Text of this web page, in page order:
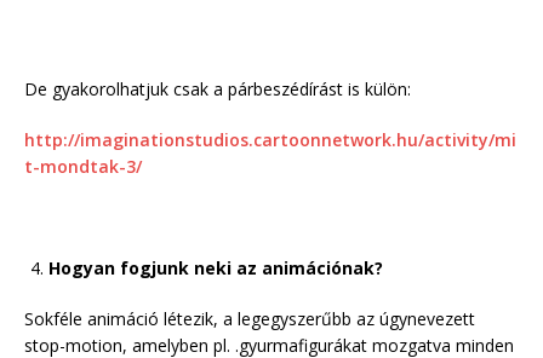
De gyakorolhatjuk csak a párbeszédírást is külön:
http://imaginationstudios.cartoonnetwork.hu/activity/mi
t-mondtak-3/
Hogyan fogjunk neki az animációnak?
Sokféle animáció létezik, a legegyszerűbb az úgynevezett
stop-motion, amelyben pl. .gyurmafigurákat mozgatva minden